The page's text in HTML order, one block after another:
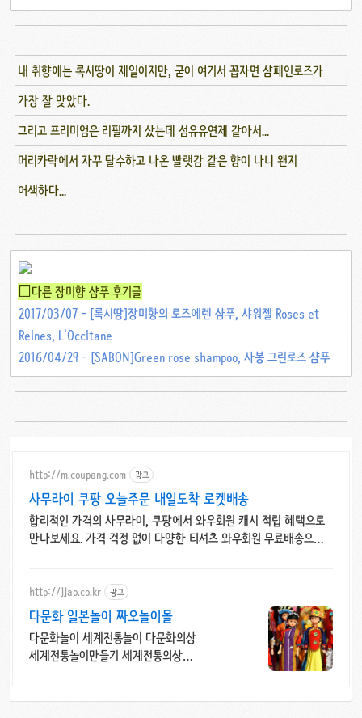
내 취향에는 록시땅이 제일이지만, 굳이 여기서 꼽자면 샴페인로즈가
가장 잘 맞았다.
그리고 프리미엄은 리필까지 샀는데 섬유유연제 같아서...
머리카락에서 자꾸 탈수하고 나온 빨랫감 같은 향이 나니 왠지
어색하다...
□다른 장미향 샴푸 후기글
2017/03/07 - [록시땅]장미향의 로즈에렌 샴푸, 샤워젤 Roses et
Reines, L'Occitane
2016/04/29 - [SABON]Green rose shampoo, 사봉 그린로즈 샴푸
http://m.coupang.com 광고
사무라이 쿠팡 오늘주문 내일도착 로켓배송
합리적인 가격의 사무라이, 쿠팡에서 와우회원 캐시 적립 혜택으로
만나보세요. 가격 걱정 없이 다양한 티셔츠 와우회원 무료배송으로
http://jjao.co.kr 광고
다문화 일본놀이 짜오놀이몰
다문화놀이 세계전통놀이 다문화의상
세계전통놀이만들기 세계전통의상